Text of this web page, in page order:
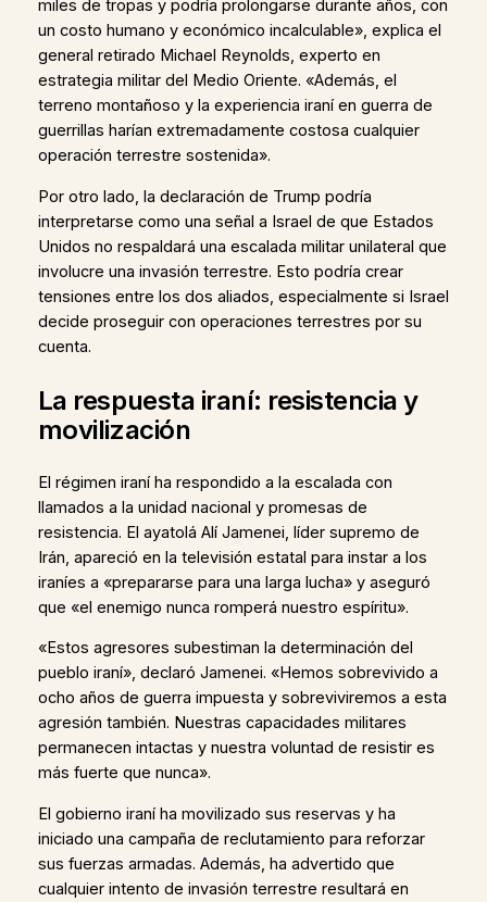
miles de tropas y podría prolongarse durante años, con
un costo humano y económico incalculable», explica el
general retirado Michael Reynolds, experto en
estrategia militar del Medio Oriente. «Además, el
terreno montañoso y la experiencia iraní en guerra de
guerrillas harían extremadamente costosa cualquier
operación terrestre sostenida».
Por otro lado, la declaración de Trump podría
interpretarse como una señal a Israel de que Estados
Unidos no respaldará una escalada militar unilateral que
involucre una invasión terrestre. Esto podría crear
tensiones entre los dos aliados, especialmente si Israel
decide proseguir con operaciones terrestres por su
cuenta.
La respuesta iraní: resistencia y
movilización
El régimen iraní ha respondido a la escalada con
llamados a la unidad nacional y promesas de
resistencia. El ayatolá Alí Jamenei, líder supremo de
Irán, apareció en la televisión estatal para instar a los
iraníes a «prepararse para una larga lucha» y aseguró
que «el enemigo nunca romperá nuestro espíritu».
«Estos agresores subestiman la determinación del
pueblo iraní», declaró Jamenei. «Hemos sobrevivido a
ocho años de guerra impuesta y sobreviviremos a esta
agresión también. Nuestras capacidades militares
permanecen intactas y nuestra voluntad de resistir es
más fuerte que nunca».
El gobierno iraní ha movilizado sus reservas y ha
iniciado una campaña de reclutamiento para reforzar
sus fuerzas armadas. Además, ha advertido que
cualquier intento de invasión terrestre resultará en